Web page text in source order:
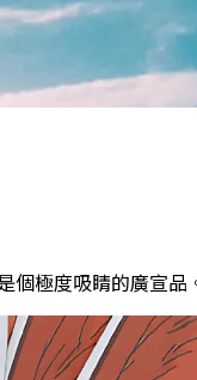
個極度吸睛的廣宣品